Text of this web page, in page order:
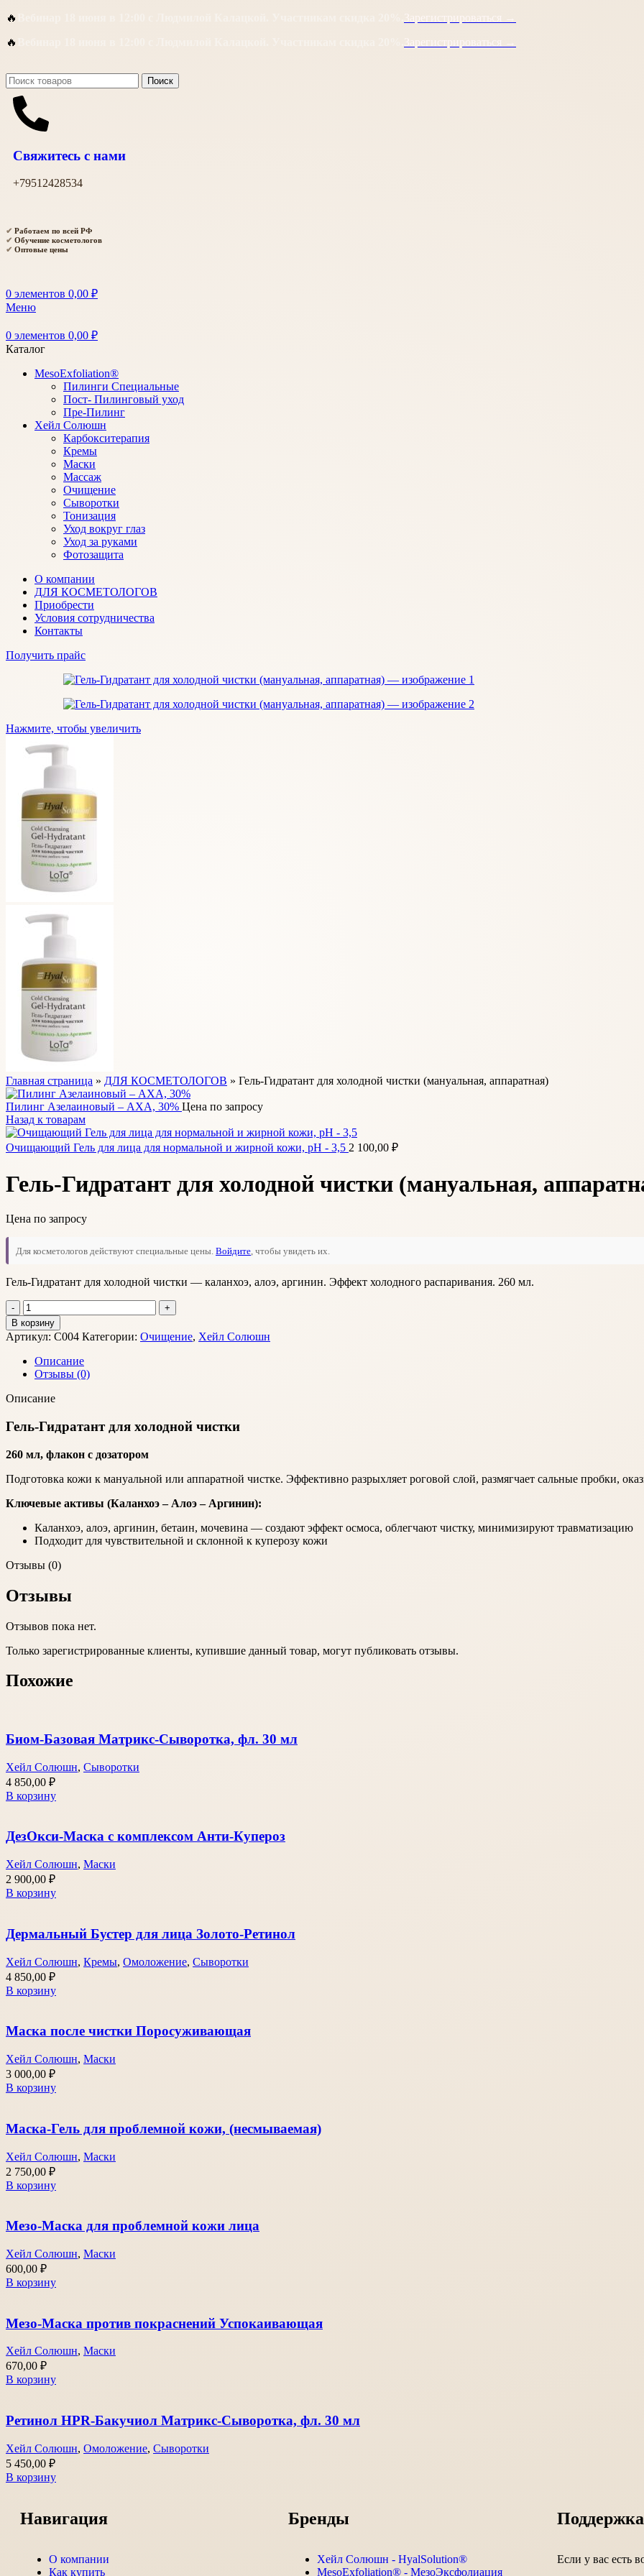
🔥
Зарегистрироваться →
🔥
Зарегистрироваться →
Поиск
Свяжитесь с нами
+79512428534
✔ Работаем по всей РФ
✔ Обучение косметологов
✔ Оптовые цены
0 элементов 0,00 ₽
Меню
0 элементов 0,00 ₽
Каталог
MesoExfoliation®
Пилинги Специальные
Пост- Пилинговый уход
Пре-Пилинг
Хейл Солюшн
Карбокситерапия
Кремы
Маски
Массаж
Очищение
Сыворотки
Тонизация
Уход вокруг глаз
Уход за руками
Фотозащита
О компании
ДЛЯ КОСМЕТОЛОГОВ
Приобрести
Условия сотрудничества
Контакты
Получить прайс
Нажмите, чтобы увеличить
Главная страница » ДЛЯ КОСМЕТОЛОГОВ » Гель-Гидратант для холодной чистки (мануальная, аппаратная)
Пилинг Азелаиновый – АХА, 30% Цена по запросу
Назад к товарам
Очищающий Гель для лица для нормальной и жирной кожи, pH - 3,5 2 100,00 ₽
Гель-Гидратант для холодной чистки (мануальная,
Цена по запросу
Для косметологов действуют специальные цены. Войдите, чтобы увидеть их.
Гель-Гидратант для холодной чистки — каланхоэ, алоэ, аргинин. Эффект холодного распаривания. 260 мл.
В корзину
Артикул: С004 Категории: Очищение, Хейл Солюшн
Описание
Отзывы (0)
Описание
Гель-Гидратант для холодной чистки
260 мл, флакон с дозатором
Подготовка кожи к мануальной или аппаратной чистке. Эффективно разрыхляет роговой слой, размягчает сальные пробки,
Ключевые активы (Каланхоэ – Алоэ – Аргинин):
Каланхоэ, алоэ, аргинин, бетаин, мочевина — создают эффект осмоса, облегчают чистку, минимизируют травматизацию
Подходит для чувствительной и склонной к куперозу кожи
Отзывы (0)
Отзывы
Отзывов пока нет.
Только зарегистрированные клиенты, купившие данный товар, могут публиковать отзывы.
Похожие
Биом-Базовая Матрикс-Сыворотка, фл. 30 мл
Хейл Солюшн, Сыворотки
4 850,00 ₽
В корзину
ДезОкси-Маска с комплексом Анти-Купероз
Хейл Солюшн, Маски
2 900,00 ₽
В корзину
Дермальный Бустер для лица Золото-Ретинол
Хейл Солюшн, Кремы, Омоложение, Сыворотки
4 850,00 ₽
В корзину
Маска после чистки Поросуживающая
Хейл Солюшн, Маски
3 000,00 ₽
В корзину
Маска-Гель для проблемной кожи, (несмываемая)
Хейл Солюшн, Маски
2 750,00 ₽
В корзину
Мезо-Маска для проблемной кожи лица
Хейл Солюшн, Маски
600,00 ₽
В корзину
Мезо-Маска против покраснений Успокаивающая
Хейл Солюшн, Маски
670,00 ₽
В корзину
Ретинол HPR-Бакучиол Матрикс-Сыворотка, фл. 30 мл
Хейл Солюшн, Омоложение, Сыворотки
5 450,00 ₽
В корзину
Навигация
О компании
Как купить
Бренды
Хейл Солюшн - HyalSolution®
MesoExfoliation® - МезоЭксфолиация
Если у вас есть